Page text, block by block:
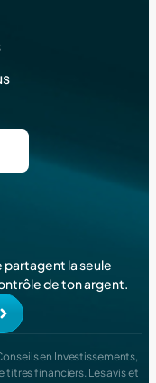
partagent la seule
de ton argent.
en Investissements,
titres financiers. Les avis et